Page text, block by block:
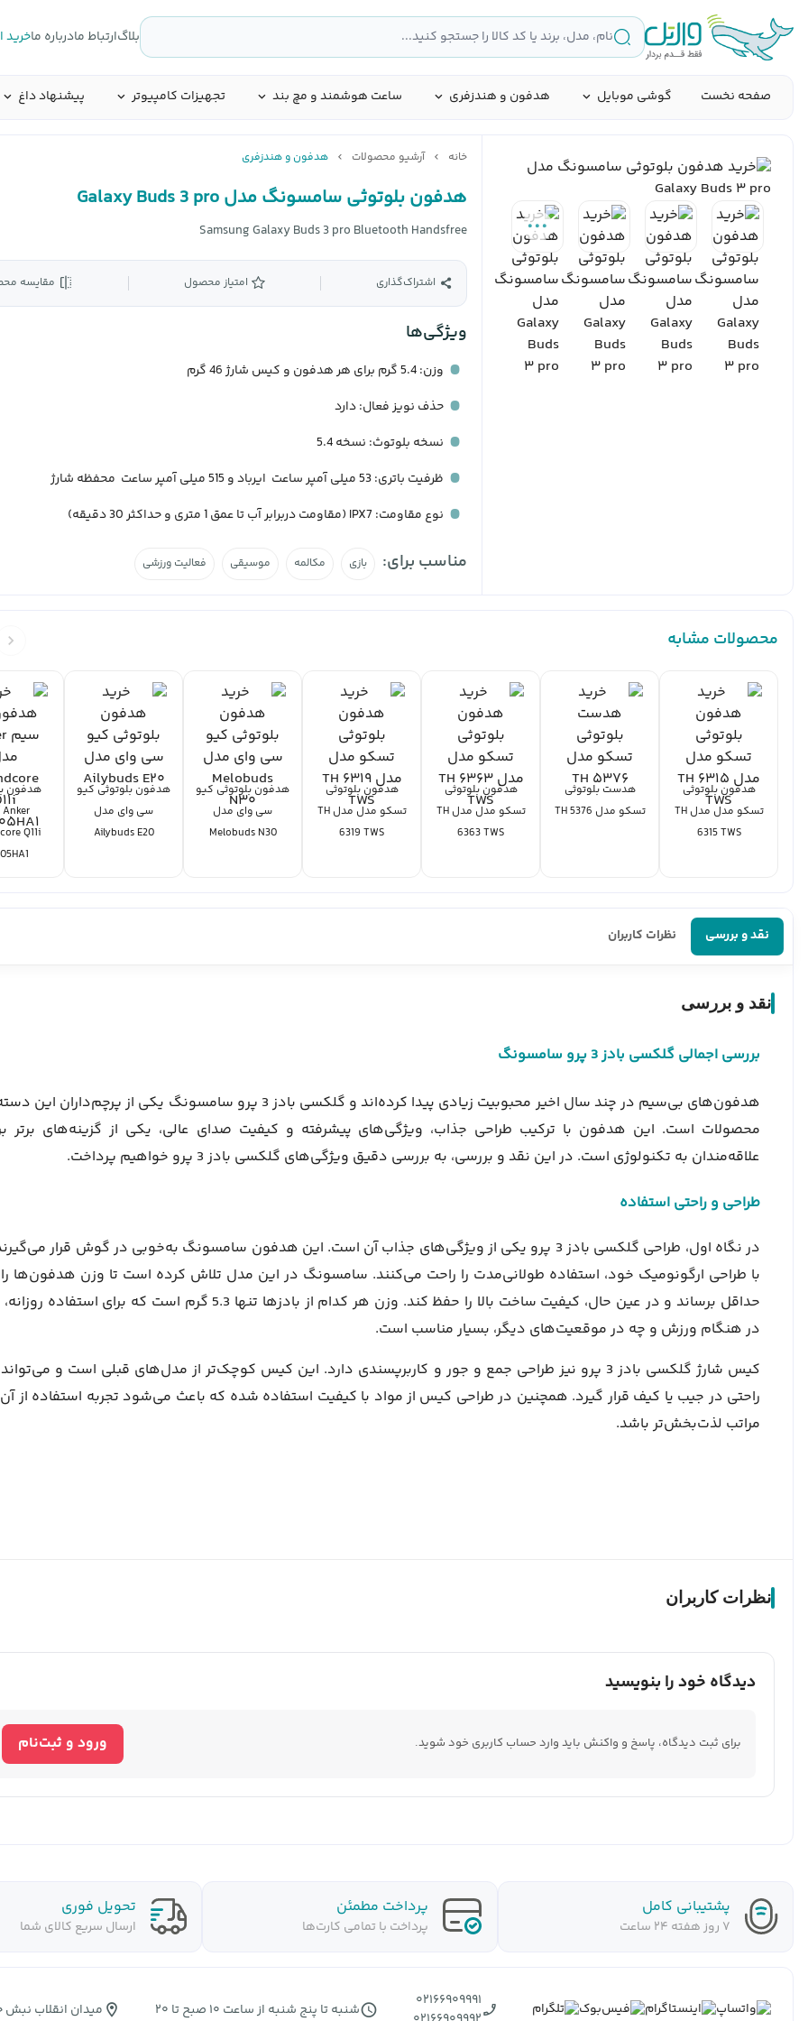
بلاگارتباط مادرباره ماخرید
صفحه نخست گوشی موبایل هدفون و هندزفری ساعت هوشمند و مچ بند تجهیزات کامپیوتر پیشنهاد داغ
خانه آرشیو محصولات هدفون و هندزفری
هدفون بلوتوثی سامسونگ مدل Galaxy Buds 3 pro
Samsung Galaxy Buds 3 pro Bluetooth Handsfree
اشتراک‌گذاری امتیاز محصول مقایسه
ویژگی‌ها
وزن: 5.4 گرم برای هر هدفون و کیس شارژ 46 گرم
حذف نویز فعال: دارد
نسخه بلوتوث: نسخه 5.4
ظرفیت باتری: 53 میلی آمپر ساعت ایرباد و 515 میلی آمپر ساعت محفظه شارژ
نوع مقاومت: IPX7 (مقاومت دربرابر آب تا عمق 1 متری و حداکثر 30 دقیقه)
مناسب برای: بازی مکالمه موسیقی فعالیت ورزشی
محصولات مشابه
هدفون بلوتوثی
تسکو مدل مدل TH
6315 TWS
هدست بلوتوثی
تسکو مدل TH 5376
هدفون بلوتوثی
تسکو مدل مدل TH
6363 TWS
هدفون بلوتوثی
تسکو مدل مدل TH
6319 TWS
هدفون بلوتوثی کیو
سی وای مدل
Melobuds N30
هدفون بلوتوثی کیو
سی وای مدل
Ailybuds E20
هدفون
Q11i
نقد و بررسی نظرات کاربران
نقد و بررسی
بررسی اجمالی گلکسی بادز 3 پرو سامسونگ
هدفون‌های بی‌سیم در چند سال اخیر محبوبیت زیادی پیدا کرده‌اند و گلکسی بادز 3 پرو سامسونگ یکی از پرچم‌داران
محصولات است. این هدفون با ترکیب طراحی جذاب، ویژگی‌های پیشرفته و کیفیت صدای عالی، یکی از گزینه‌های برتر
علاقه‌مندان به تکنولوژی است. در این نقد و بررسی، به بررسی دقیق ویژگی‌های گلکسی بادز 3 پرو خواهیم پرداخت.
طراحی و راحتی استفاده
در نگاه اول، طراحی گلکسی بادز 3 پرو یکی از ویژگی‌های جذاب آن است. این هدفون سامسونگ به‌خوبی در گوش قرار
با طراحی ارگونومیک خود، استفاده طولانی‌مدت را راحت می‌کنند. سامسونگ در این مدل تلاش کرده است تا وزن هدفون‌ها
حداقل برساند و در عین حال، کیفیت ساخت بالا را حفظ کند. وزن هر کدام از بادزها تنها 5.3 گرم است که برای استفاده
در هنگام ورزش و چه در موقعیت‌های دیگر، بسیار مناسب است.
کیس شارژ گلکسی بادز 3 پرو نیز طراحی جمع و جور و کاربرپسندی دارد. این کیس کوچک‌تر از مدل‌های قبلی است و
راحتی در جیب یا کیف قرار گیرد. همچنین در طراحی کیس از مواد با کیفیت استفاده شده که باعث می‌شود تجربه استفاده از
مراتب لذت‌بخش‌تر باشد.
نظرات کاربران
دیدگاه خود را بنویسید
برای ثبت دیدگاه، پاسخ و واکنش باید وارد حساب کاربری خود شوید. ورود و ثبت‌نام
پشتیبانی کامل
7 روز هفته 24 ساعت
پرداخت مطمئن
پرداخت با تمامی کارت‌ها
تحویل فوری
ارسال سریع کالای شما
02166909991
شنبه تا پنج شنبه از ساعت 10 صبح تا 20 میدان انقلاب نبش